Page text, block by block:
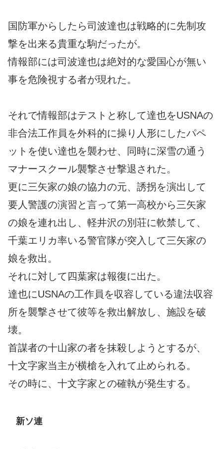
国防軍からしたら司波達也は戦略的に先制攻
撃を出来る貴重な駒だったが。
情報部には司波達也は絶対的な愛国心が無い
事を危険視する者が現れた。
それで情報部はテストと称して達也をUSNAの
非合法工作員を外科的に操り人形にしたパペ
ットを使い達也を襲わせ、同時に深雪の通う
マナースクール襲撃させ撃退された。
更に三矢家の娘の協力の元、誘拐を演出して
要人警護の演習と言って第一高校から三矢家
の娘を連れ出し、軽井沢の別荘に軟禁して、
千葉エリカ率いる警官隊が突入して三矢家の
娘を救出。
それに対して四葉家は報復に出た。
達也にUSNAの工作員を収容している違法収容
所を襲撃させて彼等を救出解放し、施設を破
壊。
首謀者の十山家の者を抹殺しようとするが、
十文字家当主が横槍を入れて止められる。
その時に、十文字家との確執が発生する。
新ソ連